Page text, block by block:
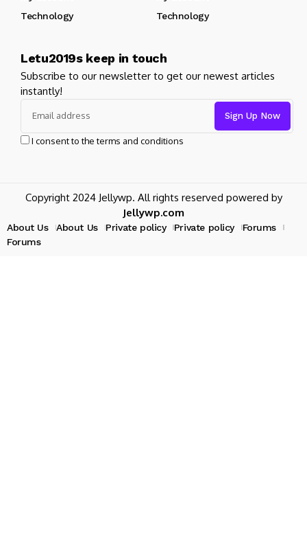
Technology
Technology
Letu2019s keep in touch
Subscribe to our newsletter to get our newest articles
instantly!
I consent to the terms and conditions
Copyright 2024 Jellywp. All rights reserved powered by
Jellywp.com
About Us About Us Private policy Private policy
Forums
Forums